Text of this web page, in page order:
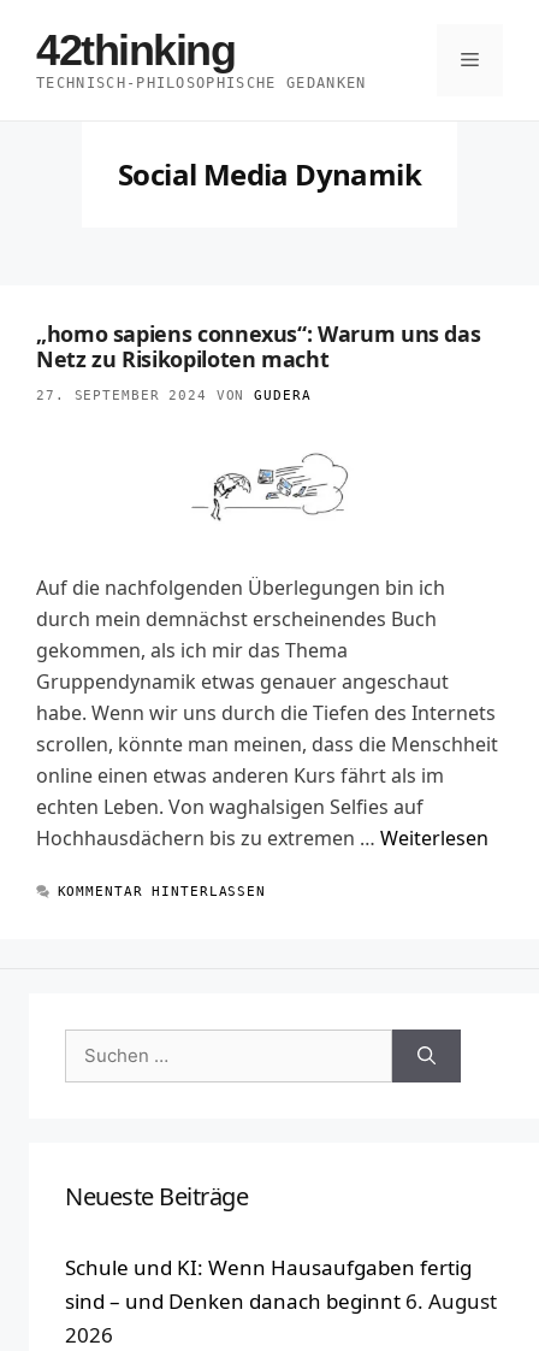
Inhalt
springen
42thinking
TECHNISCH-PHILOSOPHISCHE GEDANKEN
Menü
Social Media Dynamik
„homo sapiens connexus“: Warum uns das
Netz zu Risikopiloten macht
27. SEPTEMBER 2024 VONGUDERA
Auf die nachfolgenden Überlegungen bin ich
durch mein demnächst erscheinendes Buch
gekommen, als ich mir das Thema
Gruppendynamik etwas genauer angeschaut
habe. Wenn wir uns durch die Tiefen des Internets
scrollen, könnte man meinen, dass die Menschheit
online einen etwas anderen Kurs fährt als im
echten Leben. Von waghalsigen Selfies auf
Hochhausdächern bis zu extremen … Weiterlesen
KOMMENTAR HINTERLASSEN
Suchen
nach:
Neueste Beiträge
Schule und KI: Wenn Hausaufgaben fertig
sind – und Denken danach beginnt 6. August
2026